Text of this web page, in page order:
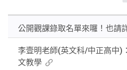
關
字
公開觀課錄取名單來囉！也請
李壹明老師(英文科/中正高中)
文教學